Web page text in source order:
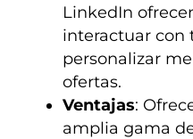
LinkedIn
interactuar con
personalizar
ofertas.
Ventajas:
amplia gama